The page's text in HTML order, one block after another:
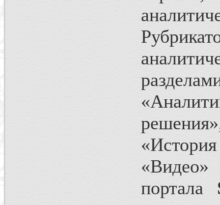
«Видео»
портала